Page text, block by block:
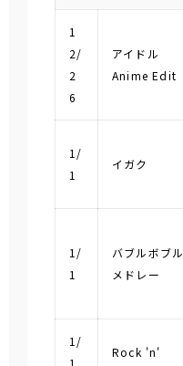
1
2/
2
6
アイドル
Anime Edit
1/
1
イガク
1/
1
バブルボブル
メドレー
1/
Rock 'n'